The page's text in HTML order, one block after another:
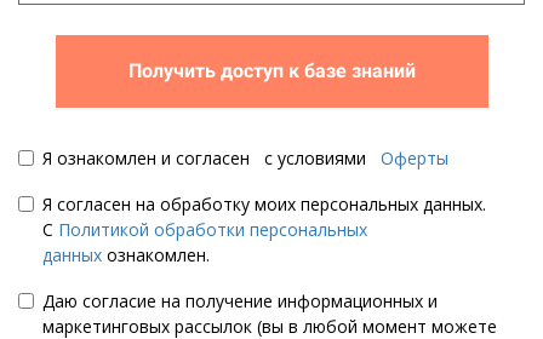
Получить доступ к базе знаний
Я ознакомлен и согласен с условиями Оферты
Я согласен на обработку моих персональных данных.
С Политикой обработки персональных
данных ознакомлен.
Даю согласие на получение информационных и
маркетинговых рассылок (вы в любой момент можете